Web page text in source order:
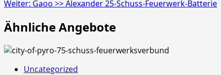
Weiter: Gaoo >> Alexander 25-Schuss-Feuerwerk-Batterie
Ähnliche Angebote
Uncategorized